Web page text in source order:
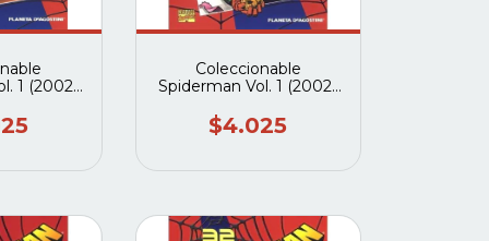
1 (2002-
Coleccionable
Spiderman Vol. 1 (2002-
deagostini)
$4.025